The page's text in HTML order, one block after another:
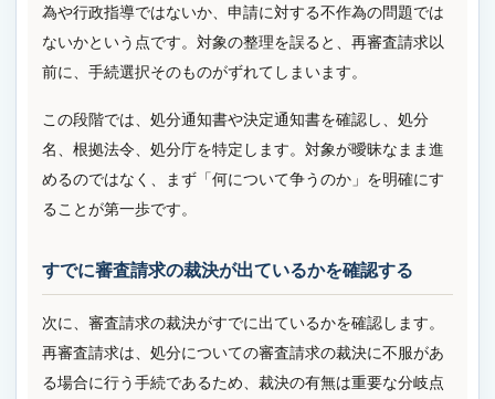
為や行政指導ではないか、申請に対する不作為の問題では
ないかという点です。対象の整理を誤ると、再審査請求以
前に、手続選択そのものがずれてしまいます。
この段階では、処分通知書や決定通知書を確認し、処分
名、根拠法令、処分庁を特定します。対象が曖昧なまま進
めるのではなく、まず「何について争うのか」を明確にす
ることが第一歩です。
すでに審査請求の裁決が出ているかを確認する
次に、審査請求の裁決がすでに出ているかを確認します。
再審査請求は、処分についての審査請求の裁決に不服があ
る場合に行う手続であるため、裁決の有無は重要な分岐点